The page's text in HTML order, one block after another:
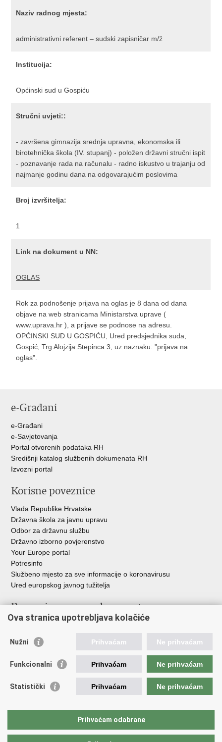
Naziv radnog mjesta:
administrativni referent – sudski zapisničar m/ž
Institucija:
Općinski sud u Gospiću
Stručni uvjeti::
- završena gimnazija srednja upravna, ekonomska ili
birotehnička škola (IV. stupanj) - položen državni stručni ispit
- poznavanje rada na računalu - radno iskustvo u trajanju od
najmanje godinu dana na odgovarajućim poslovima
Broj izvršitelja:
1
Link na dokument u NN:
OGLAS
Rok za podnošenje prijava na oglas je 8 dana od dana
objave na web stranicama Ministarstva uprave (
www.uprava.hr ), a prijave se podnose na adresu.
OPĆINSKI SUD U GOSPIĆU, Ured predsjednika suda,
Gospić, Trg Alojzija Stepinca 3, uz naznaku: "prijava na
oglas".
e-Građani
e-Građani
e-Savjetovanja
Portal otvorenih podataka RH
Središnji katalog službenih dokumenata RH
Izvozni portal
Korisne poveznice
Vlada Republike Hrvatske
Državna škola za javnu upravu
Odbor za državnu službu
Državno izborno povjerenstvo
Your Europe portal
Potresinfo
Službeno mjesto za sve informacije o koronavirusu
Ured europskog javnog tužitelja
Poveznice pravosudnog sustava
Državno odvjetništvo
Ured za suzbijanje korupcije i organiziranog kriminaliteta
Državnoodvjetničko vijeće
Hrvatska odvjetnička komora
Europski pravosudni portal
Ova stranica upotrebljava kolačiće
Nužni Prihvaćam Ne prihvaćam
Funkcionalni Prihvaćam Ne prihvaćam
Statistički Prihvaćam Ne prihvaćam
Prihvaćam odabrane